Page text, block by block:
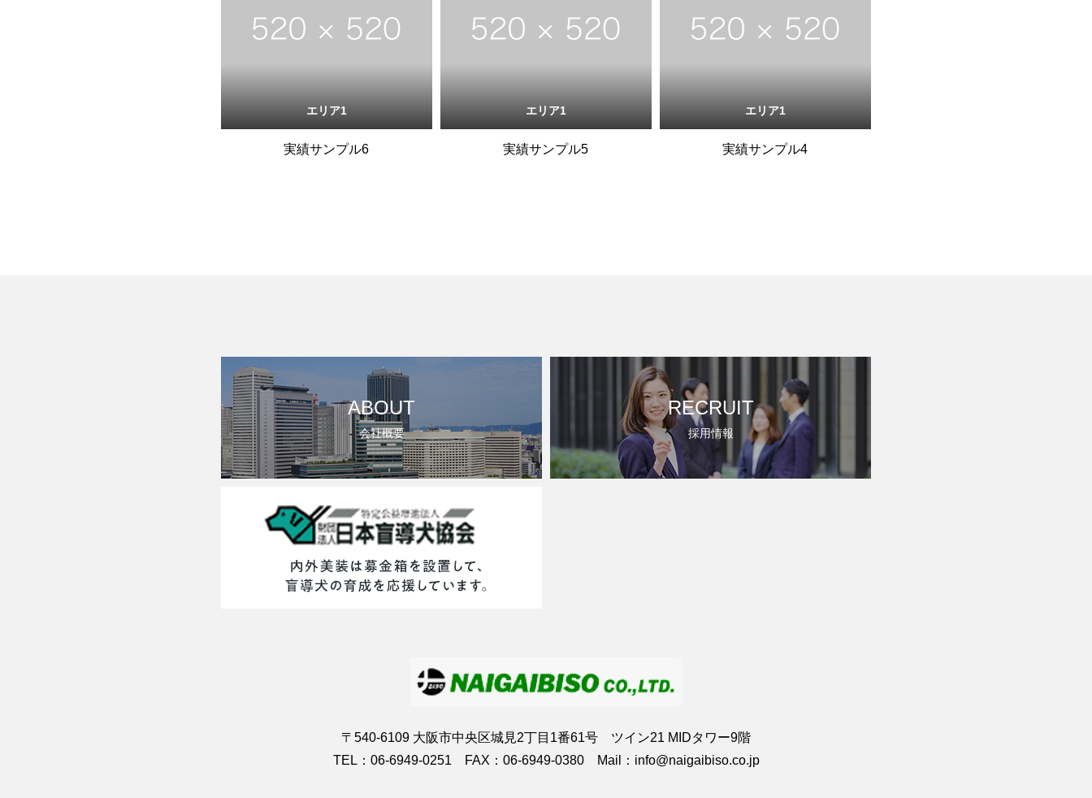
エリア1
実績サンプル6
エリア1
実績サンプル5
エリア1
実績サンプル4
ABOUT
会社概要
RECRUIT
採用情報
〒540-6109 大阪市中央区城見2丁目1番61号 ツイン21 MIDタワー9階
TEL：06-6949-0251 FAX：06-6949-0380 Mail：info@naigaibiso.co.jp